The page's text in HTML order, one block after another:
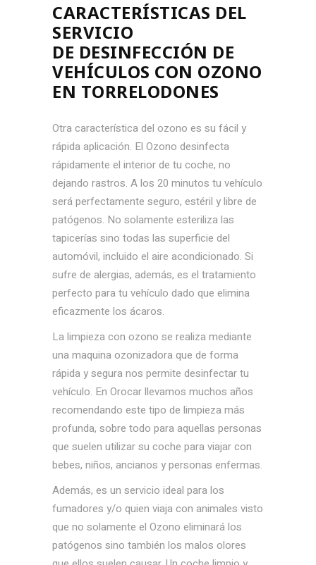
CARACTERÍSTICAS DEL
SERVICIO
DE DESINFECCIÓN DE
VEHÍCULOS CON OZONO
EN TORRELODONES
Otra característica del ozono es su fácil y
rápida aplicación. El Ozono desinfecta
rápidamente el interior de tu coche, no
dejando rastros. A los 20 minutos tu vehículo
será perfectamente seguro, estéril y libre de
patógenos. No solamente esteriliza las
tapicerías sino todas las superficie del
automóvil, incluido el aire acondicionado. Si
sufre de alergias, además, es el tratamiento
perfecto para tu vehículo dado que elimina
eficazmente los ácaros.
La limpieza con ozono se realiza mediante
una maquina ozonizadora que de forma
rápida y segura nos permite desinfectar tu
vehículo. En Orocar llevamos muchos años
recomendando este tipo de limpieza más
profunda, sobre todo para aquellas personas
que suelen utilizar su coche para viajar con
bebes, niños, ancianos y personas enfermas.
Además, es un servicio ideal para los
fumadores y/o quien viaja con animales visto
que no solamente el Ozono eliminará los
patógenos sino también los malos olores